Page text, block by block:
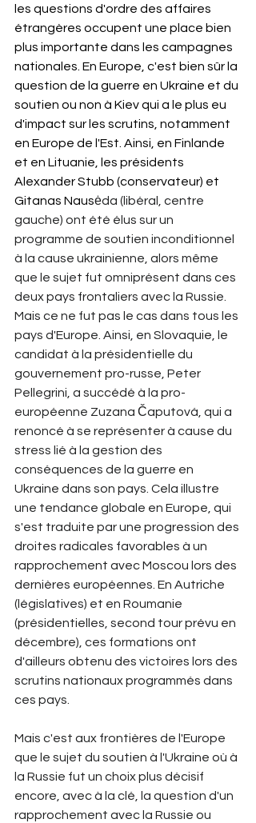
les questions d'ordre des affaires
étrangères occupent une place bien
plus importante dans les campagnes
nationales. En Europe, c'est bien sûr la
question de la guerre en Ukraine et du
soutien ou non à Kiev qui a le plus eu
d'impact sur les scrutins, notamment
en Europe de l'Est. Ainsi, en Finlande
et en Lituanie, les présidents
Alexander Stubb (conservateur) et
Gitanas Nausėda (libéral, centre
gauche) ont été élus sur un
programme de soutien inconditionnel
à la cause ukrainienne, alors même
que le sujet fut omniprésent dans ces
deux pays frontaliers avec la Russie.
Mais ce ne fut pas le cas dans tous les
pays d'Europe. Ainsi, en Slovaquie, le
candidat à la présidentielle du
gouvernement pro-russe, Peter
Pellegrini, a succédé à la pro-
européenne Zuzana Čaputová, qui a
renoncé à se représenter à cause du
stress lié à la gestion des
conséquences de la guerre en
Ukraine dans son pays. Cela illustre
une tendance globale en Europe, qui
s'est traduite par une progression des
droites radicales favorables à un
rapprochement avec Moscou lors des
dernières européennes. En Autriche
(législatives) et en Roumanie
(présidentielles, second tour prévu en
décembre), ces formations ont
d'ailleurs obtenu des victoires lors des
scrutins nationaux programmés dans
ces pays.
Mais c'est aux frontières de l'Europe
que le sujet du soutien à l'Ukraine où à
la Russie fut un choix plus décisif
encore, avec à la clé, la question d'un
rapprochement avec la Russie ou